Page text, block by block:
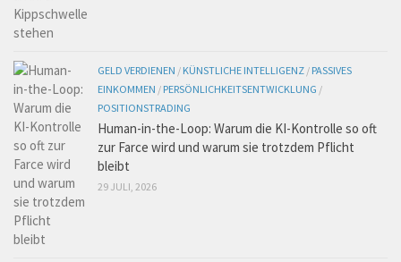
GELD VERDIENEN / KÜNSTLICHE INTELLIGENZ / PASSIVES
EINKOMMEN / PERSÖNLICHKEITSENTWICKLUNG /
POSITIONSTRADING
Human-in-the-Loop: Warum die KI-Kontrolle so oft
zur Farce wird und warum sie trotzdem Pflicht
bleibt
29 JULI, 2026